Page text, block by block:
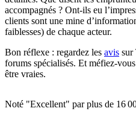
accompagnés ? Ont-ils eu
clients sont une mine
faiblesses) de chaque acteur.
Bon réflexe : regardez les avis sur
forums spécialisés. Et méfiez-
être vraies.
Noté "Excellent" par plus de 16